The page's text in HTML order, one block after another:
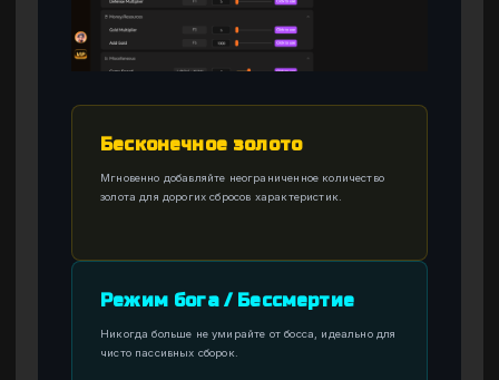
Бесконечное золото
Мгновенно добавляйте неограниченное количество
золота для дорогих сбросов характеристик.
Режим бога / Бессмертие
Никогда больше не умирайте от босса, идеально для
чисто пассивных сборок.